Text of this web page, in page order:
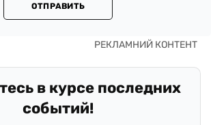
ОТПРАВИТЬ
в курсе последних
событий!